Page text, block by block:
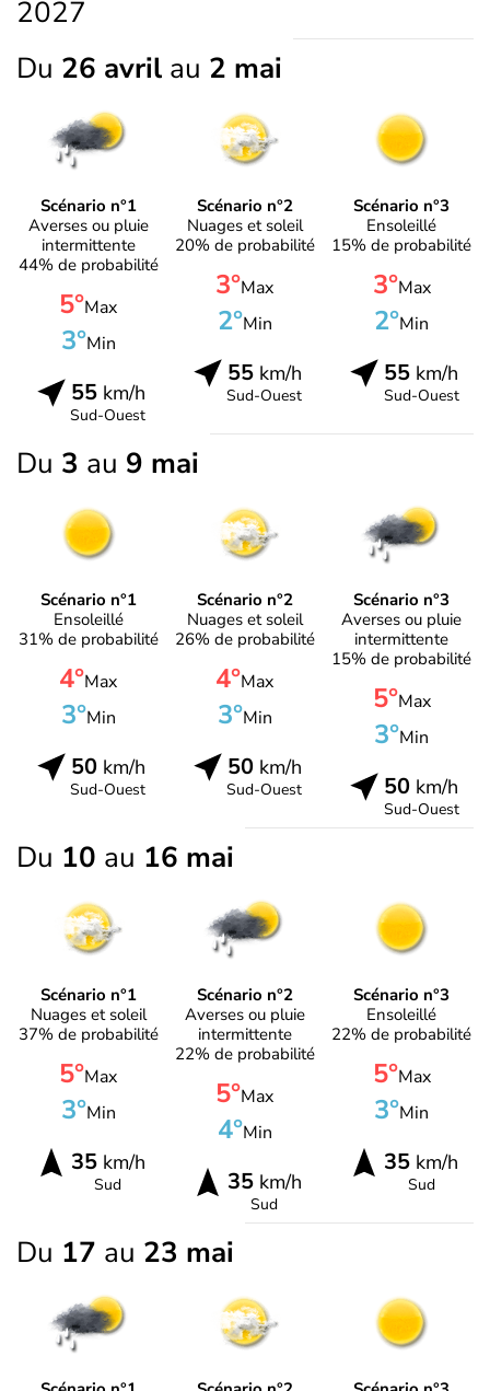
2027
Du 26 avril au 2 mai
Scénario n°1
Averses ou pluie
intermittente
44% de probabilité
5°Max
3°Min
55km/h
Sud-Ouest
Scénario n°2
Nuages et soleil
20% de probabilité
3°Max
2°Min
55km/h
Sud-Ouest
Scénario n°3
Ensoleillé
15% de probabilité
3°Max
2°Min
55 km/h
Sud-Ouest
Du 3 au 9 mai
Scénario n°1
Ensoleillé
31% de probabilité
4°Max
3°Min
50km/h
Sud-Ouest
Scénario n°2
Nuages et soleil
26% de probabilité
4°Max
3°Min
50km/h
Sud-Ouest
Scénario n°3
Averses ou pluie
intermittente
15% de probabilité
5°Max
3°Min
50 km/h
Sud-Ouest
Du 10 au 16 mai
Scénario n°1
Nuages et soleil
37% de probabilité
5°Max
3°Min
35km/h
Sud
Scénario n°2
Averses ou pluie
intermittente
22% de probabilité
5°Max
4°Min
35km/h
Sud
Scénario n°3
Ensoleillé
22% de probabilité
5°Max
3°Min
35 km/h
Sud
Du 17 au 23 mai